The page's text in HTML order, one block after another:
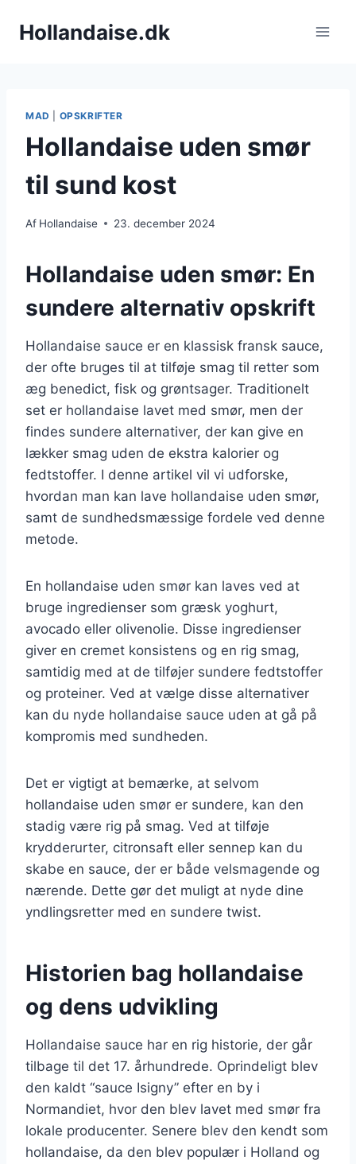
Hollandaise.dk
MAD OPSKRIFTER
Hollandaise uden smør
til sund kost
Af Hollandaise 23. december 2024
Hollandaise uden smør: En
sundere alternativ opskrift
Hollandaise sauce er en klassisk fransk sauce,
der ofte bruges til at tilføje smag til retter som
æg benedict, fisk og grøntsager. Traditionelt
set er hollandaise lavet med smør, men der
findes sundere alternativer, der kan give en
lækker smag uden de ekstra kalorier og
fedtstoffer. I denne artikel vil vi udforske,
hvordan man kan lave hollandaise uden smør,
samt de sundhedsmæssige fordele ved denne
metode.
En hollandaise uden smør kan laves ved at
bruge ingredienser som græsk yoghurt,
avocado eller olivenolie. Disse ingredienser
giver en cremet konsistens og en rig smag,
samtidig med at de tilføjer sundere fedtstoffer
og proteiner. Ved at vælge disse alternativer
kan du nyde hollandaise sauce uden at gå på
kompromis med sundheden.
Det er vigtigt at bemærke, at selvom
hollandaise uden smør er sundere, kan den
stadig være rig på smag. Ved at tilføje
krydderurter, citronsaft eller sennep kan du
skabe en sauce, der er både velsmagende og
nærende. Dette gør det muligt at nyde dine
yndlingsretter med en sundere twist.
Historien bag hollandaise
og dens udvikling
Hollandaise sauce har en rig historie, der går
tilbage til det 17. århundrede. Oprindeligt blev
den kaldt “sauce Isigny” efter en by i
Normandiet, hvor den blev lavet med smør fra
lokale producenter. Senere blev den kendt som
hollandaise, da den blev populær i Holland og